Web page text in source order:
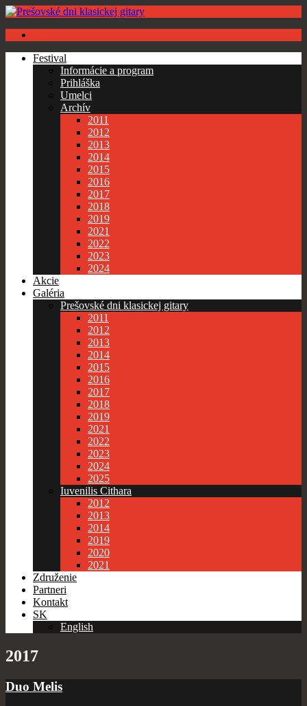
Festival
Informácie a program
Prihláška
Umelci
Archív
2011
2012
2013
2014
2015
2016
2017
2018
2019
2021
2022
2023
2024
Akcie
Galéria
Prešovské dni klasickej gitary
2011
2012
2013
2014
2015
2016
2017
2018
2019
2021
2022
2023
2024
2025
Iuvenilis Cithara
2012
2013
2014
2019
2020
2021
Združenie
Partneri
Kontakt
SK
English
2017
Duo Melis